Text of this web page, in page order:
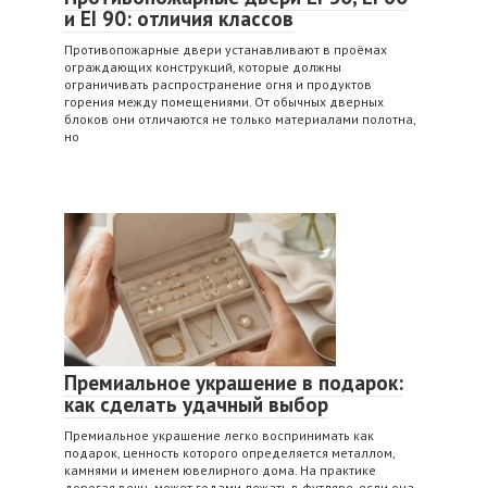
и EI 90: отличия классов
Противопожарные двери устанавливают в проёмах
ограждающих конструкций, которые должны
ограничивать распространение огня и продуктов
горения между помещениями. От обычных дверных
блоков они отличаются не только материалами полотна,
но
Премиальное украшение в подарок:
как сделать удачный выбор
Премиальное украшение легко воспринимать как
подарок, ценность которого определяется металлом,
камнями и именем ювелирного дома. На практике